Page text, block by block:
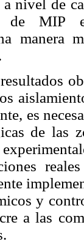
nivel de
de MIP
manera
es
de las
y
a las